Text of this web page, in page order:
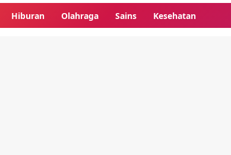
Hiburan Olahraga Sains Kesehatan